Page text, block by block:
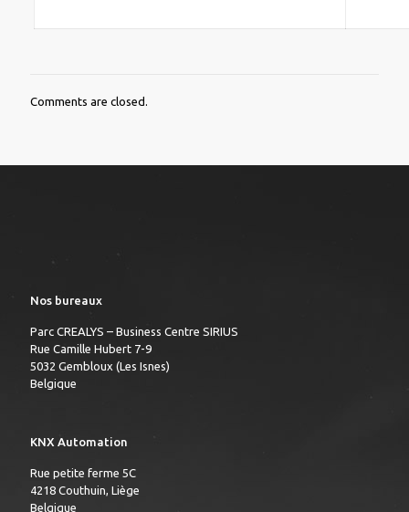
Comments are closed.
Nos bureaux
Parc CREALYS – Business Centre SIRIUS
Rue Camille Hubert 7-9
5032 Gembloux (Les Isnes)
Belgique
KNX Automation
Rue petite ferme 5C
4218 Couthuin, Liège
Belgique